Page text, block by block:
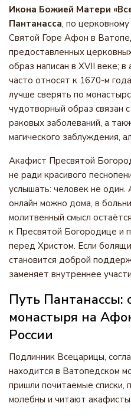
Икона Божией Матери
Пантанасса, по
Святой Горе Афон в
предоставленных
образ написан в XVII веке;
часто относят к 1670-м
лучше сверять по
чудотворный образ связан
раковых заболеваний, а
магического заблуждения,
Акафист Пресвятой
не ради красивого
услышать: человек не
онлайн можно дома, в
молитвенный смысл
к Пресвятой Богородице и
перед Христом. Если
становится доброй
заменяет внутреннее
Путь Пантанассы:
монастыря на
России
Подлинник Всецарицы,
находится в Ватопедском
пришли почитаемые
молебны и читают акафисты.